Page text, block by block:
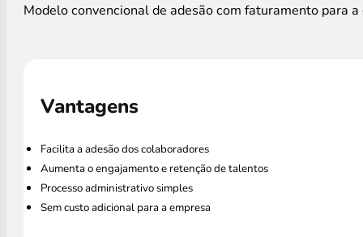
Modelo convencional de adesão com faturamento para
Vantagens
Facilita a adesão dos colaboradores
Aumenta o engajamento e retenção de talentos
Processo administrativo simples
Sem custo adicional para a empresa